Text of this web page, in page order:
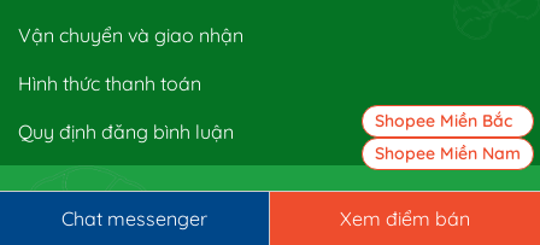
Vận chuyển và giao nhận
Hình thức thanh toán
Quy định đăng bình luận
Đơn vị công bố sản phẩm mỹ phẩm: Công ty TNHH Đại
Chat messenger Xem điểm bán
Shopee Miền Bắc
Shopee Miền Nam